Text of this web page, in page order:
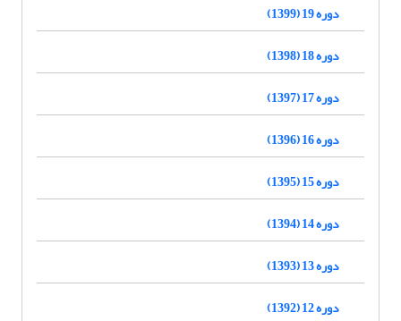
دوره 19 (1399)
دوره 18 (1398)
دوره 17 (1397)
دوره 16 (1396)
دوره 15 (1395)
دوره 14 (1394)
دوره 13 (1393)
دوره 12 (1392)